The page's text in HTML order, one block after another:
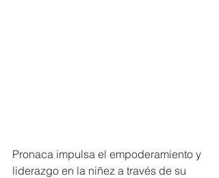
Pronaca impulsa el empoderamiento y
liderazgo en la niñez a través de su